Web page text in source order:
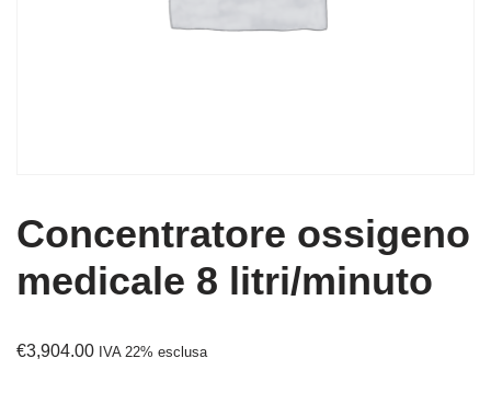
Concentratore ossigeno
medicale 8 litri/minuto
€3,904.00 IVA 22% esclusa